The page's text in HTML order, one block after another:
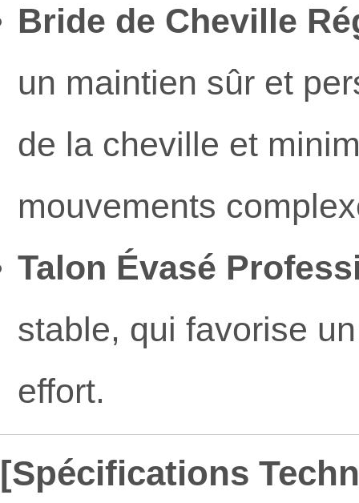
Bride de Cheville
un maintien sûr et
de la cheville et
mouvements
Talon Évasé
stable, qui favorise
effort.
[Spécifications